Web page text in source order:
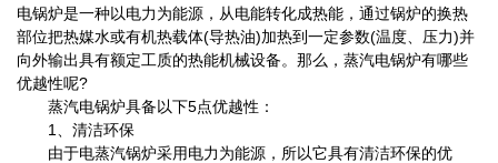
电锅炉是一种以电力为能源，从电能转化成热能，通过锅炉的换热
部位把热媒水或有机热载体(导热油)加热到一定参数(温度、压力)并
向外输出具有额定工质的热能机械设备。那么，蒸汽电锅炉有哪些
优越性呢?
蒸汽电锅炉具备以下5点优越性：
1、清洁环保
由于电蒸汽锅炉采用电力为能源，所以它具有清洁环保的优